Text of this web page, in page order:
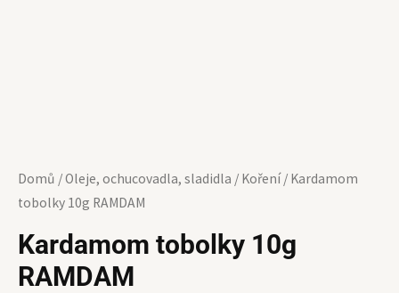
Domů /Oleje, ochucovadla, sladidla / Koření/ Kardamom
tobolky 10g RAMDAM
Kardamom tobolky 10g
RAMDAM